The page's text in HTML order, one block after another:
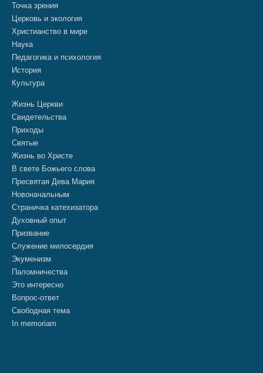
Точка зрения
Церковь и экология
Христианство в мире
Наука
Педагогика и психология
История
Культура
Жизнь Церкви
Свидетельства
Приходы
Святые
Жизнь во Христе
В свете Божьего слова
Пресвятая Дева Мария
Новоначальным
Страничка катехизатора
Духовный опыт
Призвание
Служение милосердия
Экуменизм
Паломничества
Это интересно
Вопрос-ответ
Свободная тема
In memoriam